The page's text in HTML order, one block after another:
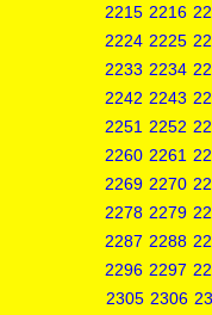
2215 2216
2224 2225
2233 2234
2242 2243
2251 2252
2260 2261
2269 2270
2278 2279
2287 2288
2296 2297
2305 2306